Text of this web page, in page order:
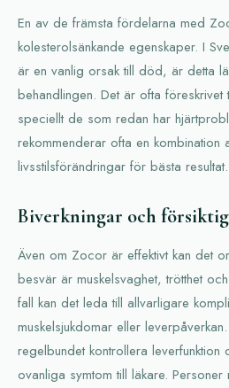
En av de främsta fördelarna med
kolesterolsänkande egenskaper. I
är en vanlig orsak till död, är detta
behandlingen. Det är ofta
speciellt de som redan har
rekommenderar ofta en kombination
livsstilsförändringar för bästa resultat.
Biverkningar och
Även om Zocor är effektivt kan det
besvär är muskelsvaghet, trötthet
fall kan det leda till allvarligare
muskelsjukdomar eller
regelbundet kontrollera
ovanliga symtom till läkare.